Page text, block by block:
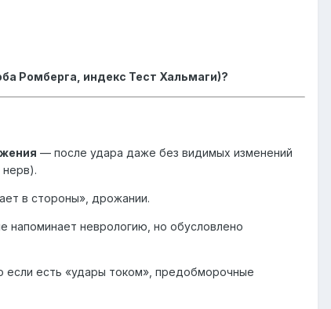
Ромберга, индекс Тест Хальмаги)?
— после удара даже без видимых изменений
в стороны», дрожании.
напоминает неврологию, но обусловлено
если есть «удары током», предобморочные